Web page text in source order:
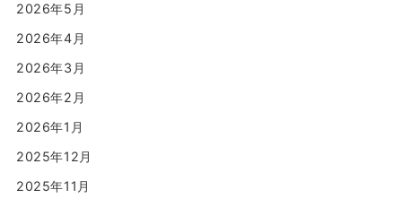
2026年5月
2026年4月
2026年3月
2026年2月
2026年1月
2025年12月
2025年11月